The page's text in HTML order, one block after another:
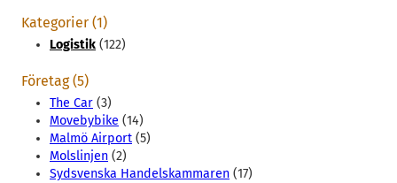
Kategorier (1)
Logistik (122)
Företag (5)
The Car (3)
Movebybike (14)
Malmö Airport (5)
Molslinjen (2)
Sydsvenska Handelskammaren (17)